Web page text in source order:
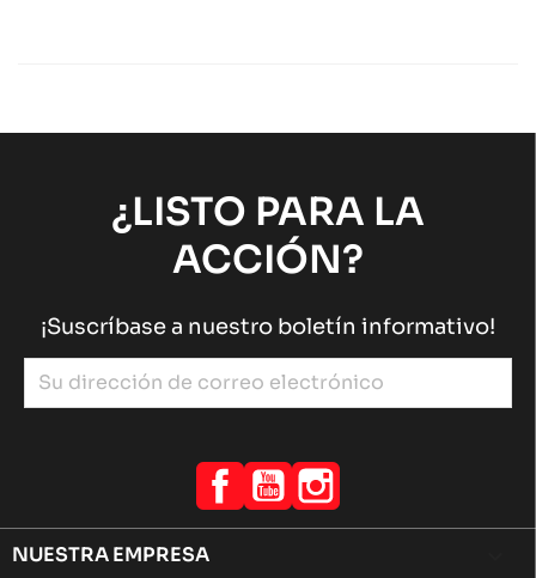
¿LISTO PARA LA
ACCIÓN?
¡Suscríbase a nuestro boletín informativo!
Facebook
YouTube
NUESTRA EMPRESA